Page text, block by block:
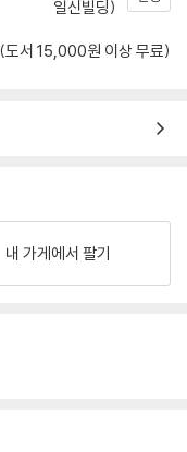
일신빌딩)
(도서 15,000원 이상 무료)
내 가게에서 팔기